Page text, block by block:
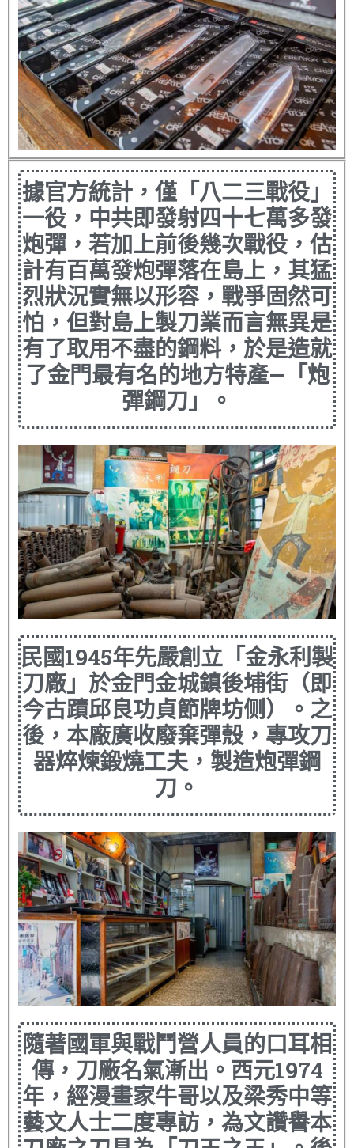
據官方統計，僅「八二三戰役」
一役，中共即發射四十七萬多發
炮彈，若加上前後幾次戰役，估
計有百萬發炮彈落在島上，其猛
烈狀況實無以形容，戰爭固然可
怕，但對島上製刀業而言無異是
有了取用不盡的鋼料，於是造就
了金門最有名的地方特產—「炮
彈鋼刀」。
民國1945年先嚴創立「金永利製
刀廠」於金門金城鎮後埔街（即
今古蹟邱良功貞節牌坊侧）。之
後，本廠廣收廢棄彈殼，專攻刀
器焠煉鍛燒工夫，製造炮彈鋼
刀。
隨著國軍與戰鬥營人員的口耳相
傳，刀廠名氣漸出。西元1974
年，經漫畫家牛哥以及梁秀中等
藝文人士二度專訪，為文讚譽本